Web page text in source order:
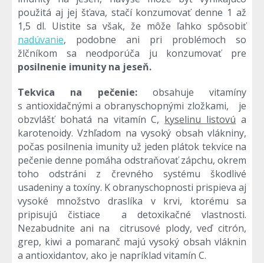
použitá aj jej šťava, stačí konzumovať denne 1 až
1,5 dl. Uistite sa však, že môže ľahko spôsobiť
nadúvanie, podobne ani pri problémoch so
žlčníkom sa neodporúča ju konzumovať pre
posilnenie imunity na jeseň.
Tekvica na pečenie:obsahuje vitamíny
s antioxidačnými a obranyschopnými zložkami, je
obzvlášť bohatá na vitamín C, kyselinu listovú a
karotenoidy. Vzhľadom na vysoký obsah vlákniny,
počas posilnenia imunity už jeden plátok tekvice na
pečenie denne pomáha odstraňovať zápchu, okrem
toho odstráni z črevného systému škodlivé
usadeniny a toxíny. K obranyschopnosti prispieva aj
vysoké množstvo draslíka v krvi, ktorému sa
pripisujú čistiace a detoxikačné vlastnosti.
Nezabudnite ani na citrusové plody, veď citrón,
grep, kiwi a pomaranč majú vysoký obsah vláknin
a antioxidantov, ako je napríklad vitamín C.